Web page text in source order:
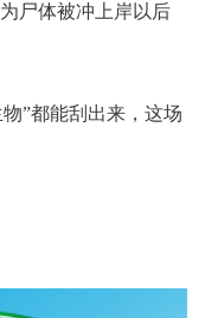
尸体被冲上岸以后
”都能刮出来，这场